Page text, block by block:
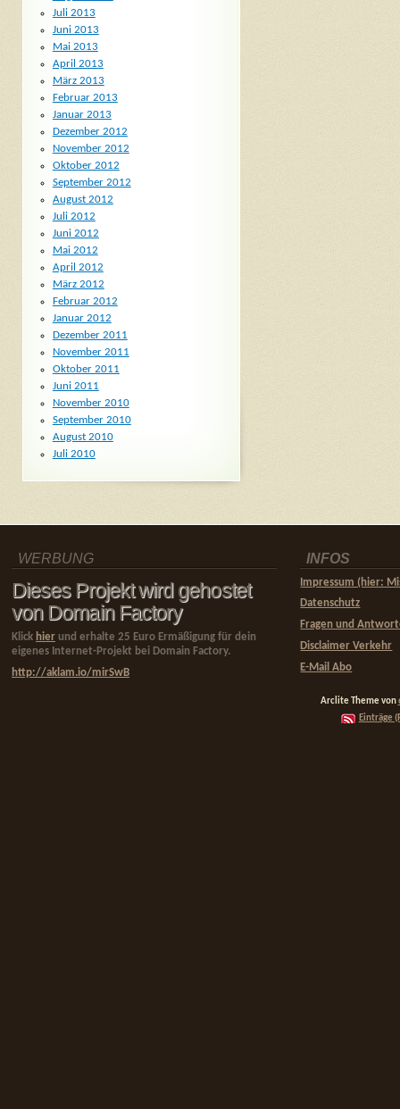
Juli 2013
Juni 2013
Mai 2013
April 2013
März 2013
Februar 2013
Januar 2013
Dezember 2012
November 2012
Oktober 2012
September 2012
August 2012
Juli 2012
Juni 2012
Mai 2012
April 2012
März 2012
Februar 2012
Januar 2012
Dezember 2011
November 2011
Oktober 2011
Juni 2011
November 2010
September 2010
August 2010
Juli 2010
WERBUNG
Dieses Projekt wird gehostet
von Domain Factory
Klick hier und erhalte 25 Euro Ermäßigung für dein
eigenes Internet-Projekt bei Domain Factory.
http://aklam.io/mirSwB
INFOS
Impressum (hier:
Datenschutz
Fragen und
Disclaimer Verkehr
E-Mail Abo
Arclite Theme von
Einträge